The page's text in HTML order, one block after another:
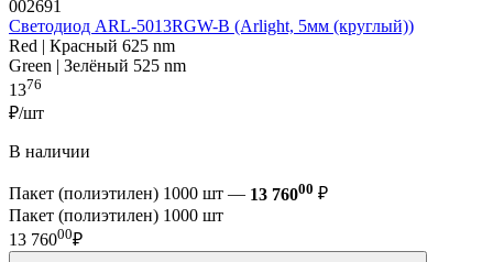
002691
Светодиод ARL-5013RGW-B (Arlight, 5мм (круглый))
Red | Красный 625 nm
Green | Зелёный 525 nm
1376
₽/шт
В наличии
Пакет (полиэтилен) 1000 шт — 13 76000 ₽
Пакет (полиэтилен) 1000 шт
13 76000₽